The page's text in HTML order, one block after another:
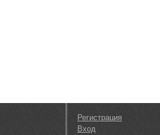
Регистрация
Вход